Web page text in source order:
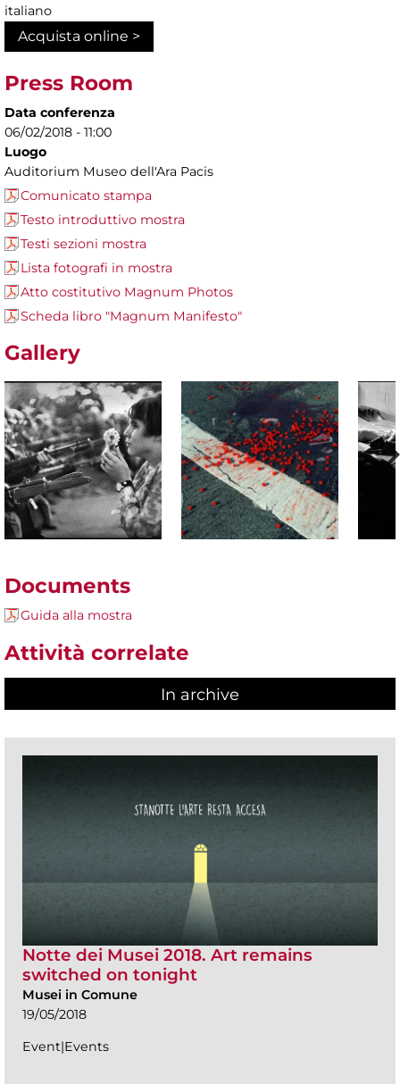
italiano
Acquista online >
Press Room
Data conferenza
06/02/2018 - 11:00
Luogo
Auditorium Museo dell'Ara Pacis
Comunicato stampa
Testo introduttivo mostra
Testi sezioni mostra
Lista fotografi in mostra
Atto costitutivo Magnum Photos
Scheda libro "Magnum Manifesto"
Gallery
Documents
Guida alla mostra
Attività correlate
In archive
Notte dei Musei 2018. Art remains
switched on tonight
Musei in Comune
19/05/2018
Event|Events